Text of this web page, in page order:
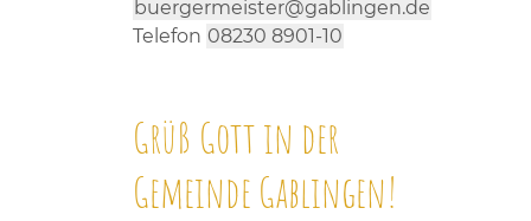
buergermeister@gablingen.de
Telefon 08230 8901-10
Grüß Gott in der
Gemeinde Gablingen!